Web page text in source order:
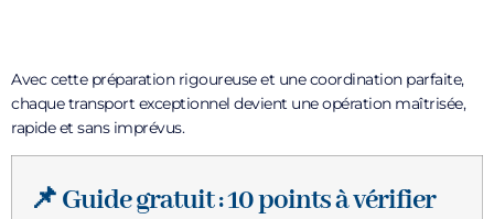
Avec cette préparation rigoureuse et une coordination parfaite,
chaque transport exceptionnel devient une opération maîtrisée,
rapide et sans imprévus.
📌 Guide gratuit : 10 points à vérifier